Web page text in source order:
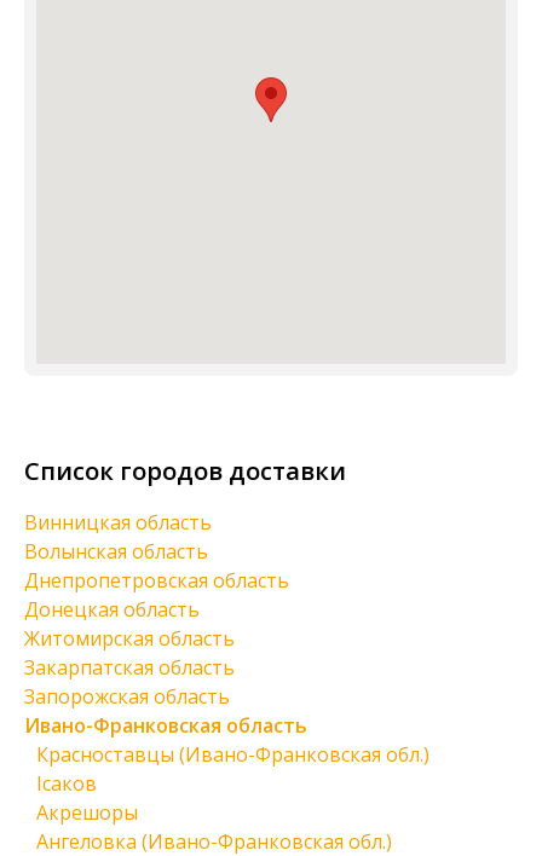
Список городов доставки
Винницкая область
Волынская область
Днепропетровская область
Донецкая область
Житомирская область
Закарпатская область
Запорожская область
Ивано-Франковская область
Красноставцы (Ивано-Франковская обл.)
Ісаков
Акрешоры
Ангеловка (Ивано-Франковская обл.)